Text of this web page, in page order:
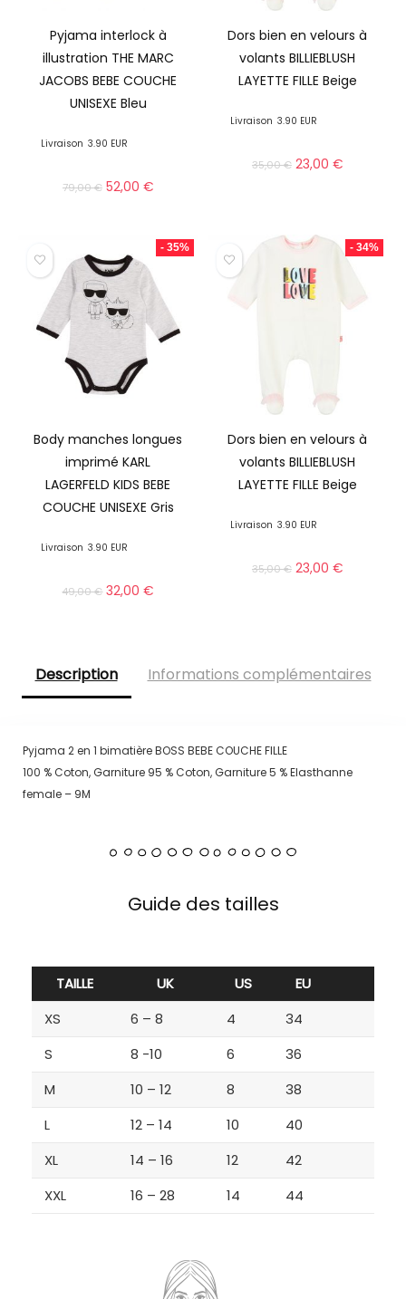
Pyjama interlock à
illustration THE MARC
JACOBS BEBE COUCHE
UNISEXE Bleu
Livraison 3.90 EUR
79,00€ 52,00 €
Dors bien en velours à
volants BILLIEBLUSH
LAYETTE FILLE Beige
Livraison 3.90 EUR
35,00€ 23,00 €
- 35%
Body manches longues
imprimé KARL
LAGERFELD KIDS BEBE
COUCHE UNISEXE Gris
Livraison 3.90 EUR
49,00€ 32,00€
- 34%
Dors bien en velours à
volants BILLIEBLUSH
LAYETTE FILLE Beige
Livraison 3.90 EUR
35,00€ 23,00 €
Description Informations complémentaires
Pyjama 2 en 1 bimatière BOSS BEBE COUCHE FILLE
100 % Coton, Garniture 95 % Coton, Garniture 5 % Elasthanne
female – 9M
Guide des tailles
TAILLE UK US
EU
XS
6 – 8 4
34
S
8 -10 6
36
M
10 – 12 8
38
L
12 – 14 10
40
XL
14 – 16 12
42
XXL
16 – 28 14 44